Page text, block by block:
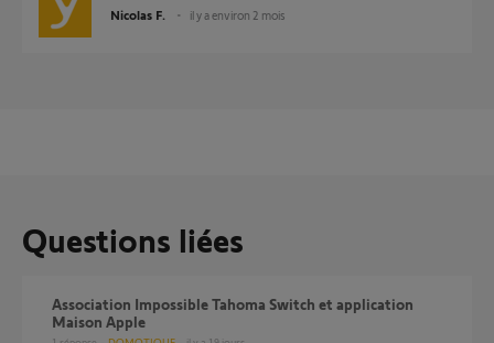
Nicolas F. il y a environ 2 mois
Questions liées
Association Impossible Tahoma Switch et application
Maison Apple